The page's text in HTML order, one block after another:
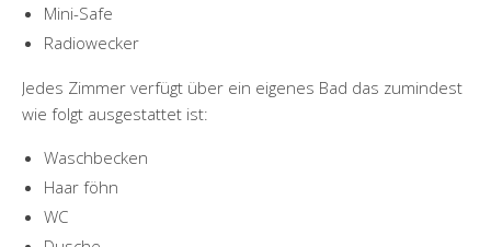
Mini-Safe
Radiowecker
Jedes Zimmer verfügt über ein eigenes Bad das zumindest
wie folgt ausgestattet ist:
Waschbecken
Haar föhn
WC